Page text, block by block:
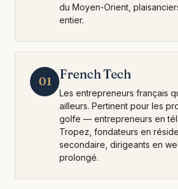
du Moyen-Orient,
entier.
01 French Tech
Les entrepreneurs français
ailleurs. Pertinent pour les
golfe — entrepreneurs en
Tropez, fondateurs en
secondaire, dirigeants en
prolongé.